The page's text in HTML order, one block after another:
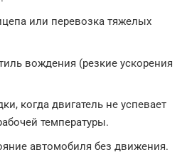
или перевозка тяжелых
вождения (резкие ускорения
когда двигатель не успевает
температуры.
автомобиля без движения.